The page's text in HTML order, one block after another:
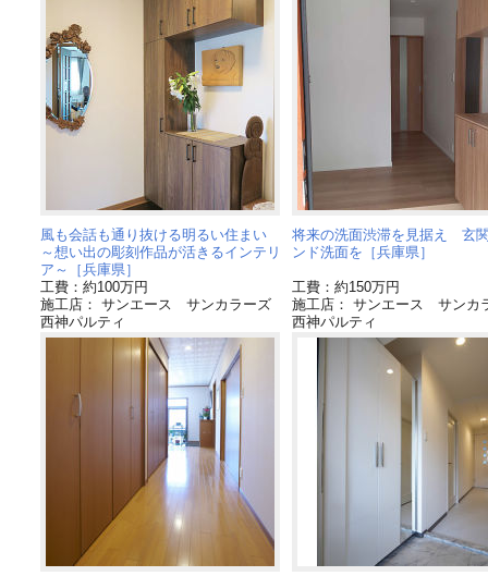
風も会話も通り抜ける明るい住まい
～想い出の彫刻作品が活きるインテリ
ア～［兵庫県］
工費：約100万円
施工店： サンエース サンカラーズ
西神パルティ
将来の洗面渋滞を見据え 玄
ンド洗面を［兵庫県］
工費：約150万円
施工店： サンエース サンカ
西神パルティ